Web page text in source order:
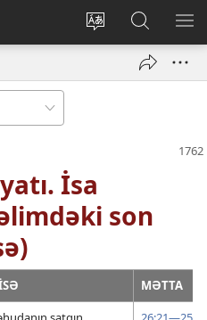
Saytın
Daxil
JW.ORG-
da
axtarın
İsa
son
MƏTTA